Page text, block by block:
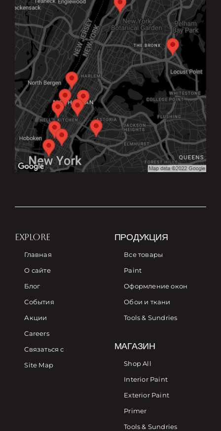
EXPLORE
Главная
О сайте
Блог
События
Акции
Careers
Связаться с
Site Map
ПРОДУКЦИЯ
Все товары
Paint
Оформление окон
Обои и ткани
Tools & Sundries
МАГАЗИН
Shop All
Interior Paint
Exterior Paint
Primer
Tools & Sundries